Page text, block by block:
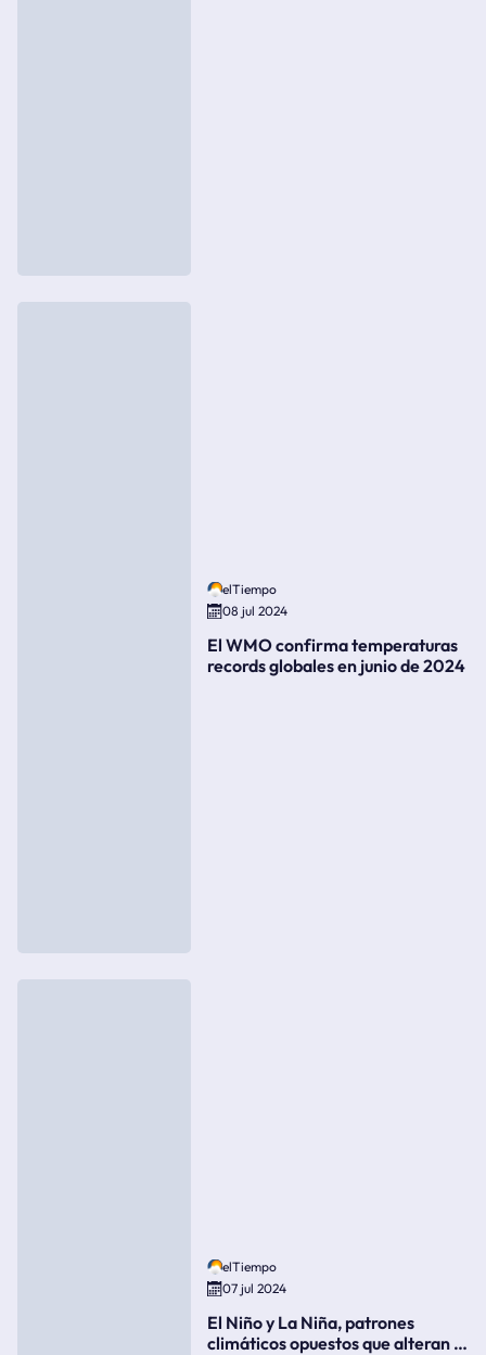
elTiempo
08 jul 2024
El WMO confirma temperaturas
records globales en junio de 2024
elTiempo
07 jul 2024
El Niño y La Niña, patrones
climáticos opuestos que alteran la